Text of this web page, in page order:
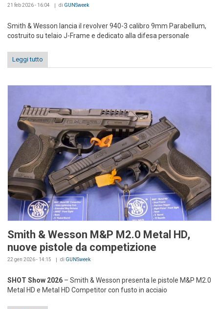
21 feb 2026 - 16:04 di GUNSweek
Smith & Wesson lancia il revolver 940-3 calibro 9mm Parabellum,
costruito su telaio J-Frame e dedicato alla difesa personale
Leggi tutto
Smith & Wesson M&P M2.0 Metal HD,
nuove pistole da competizione
22 gen 2026 - 14:15 di GUNSweek
SHOT Show 2026 – Smith & Wesson presenta le pistole M&P M2.0
Metal HD e Metal HD Competitor con fusto in acciaio